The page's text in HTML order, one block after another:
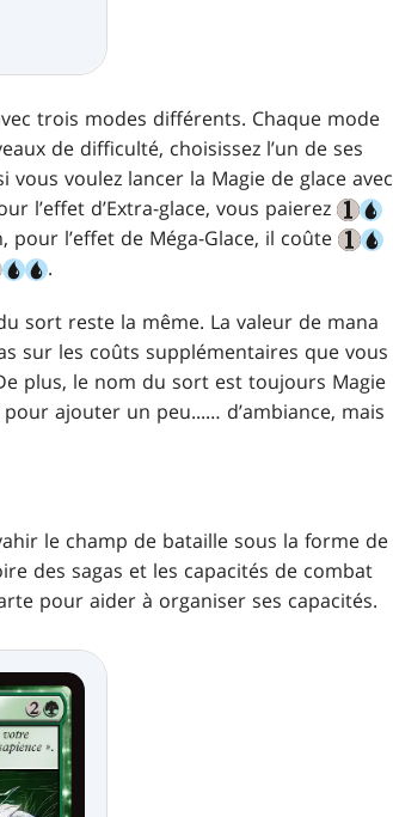
trois modes différents. Chaque mode
de difficulté, choisissez l’un de ses
voulez lancer la Magie de glace avec
l’effet d’Extra-glace, vous paierez
pour l’effet de Méga-Glace, il coûte
.
sort reste la même. La valeur de mana
sur les coûts supplémentaires que vous
plus, le nom du sort est toujours Magie
ajouter un peu...… d’ambiance, mais
le champ de bataille sous la forme de
des sagas et les capacités de combat
pour aider à organiser ses capacités.